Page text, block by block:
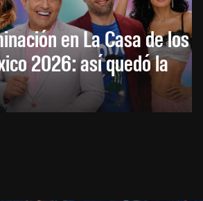
en La Casa de los
2026: así quedó la